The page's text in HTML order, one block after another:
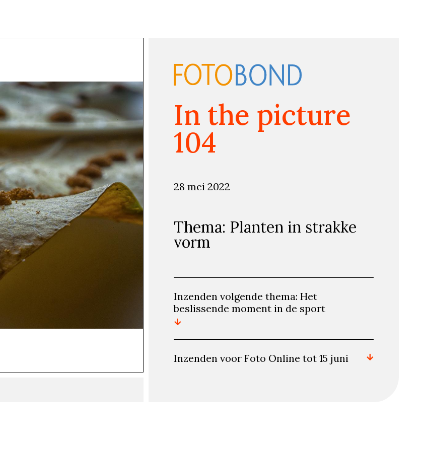
In the picture
104
28 mei 2022
Thema: Planten in strakke
vorm
Inzenden volgende thema: Het
beslissende moment in de sport
Inzenden voor Foto Online tot 15 juni